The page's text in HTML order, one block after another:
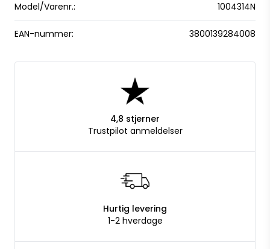
Model/Varenr.: 1004314N
EAN-nummer: 3800139284008
4,8 stjerner
Trustpilot anmeldelser
Hurtig levering
1-2 hverdage